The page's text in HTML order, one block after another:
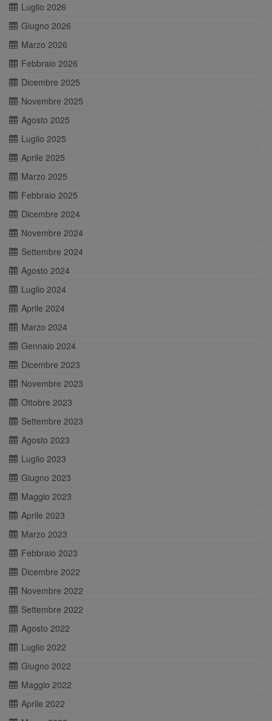
Luglio 2026
Giugno 2026
Marzo 2026
Febbraio 2026
Dicembre 2025
Novembre 2025
Agosto 2025
Luglio 2025
Aprile 2025
Marzo 2025
Febbraio 2025
Dicembre 2024
Novembre 2024
Settembre 2024
Agosto 2024
Luglio 2024
Aprile 2024
Marzo 2024
Gennaio 2024
Dicembre 2023
Novembre 2023
Ottobre 2023
Settembre 2023
Agosto 2023
Luglio 2023
Giugno 2023
Maggio 2023
Aprile 2023
Marzo 2023
Febbraio 2023
Dicembre 2022
Novembre 2022
Settembre 2022
Agosto 2022
Luglio 2022
Giugno 2022
Maggio 2022
Aprile 2022